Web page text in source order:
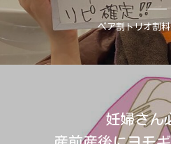
ペア割トリオ割
妊婦さん